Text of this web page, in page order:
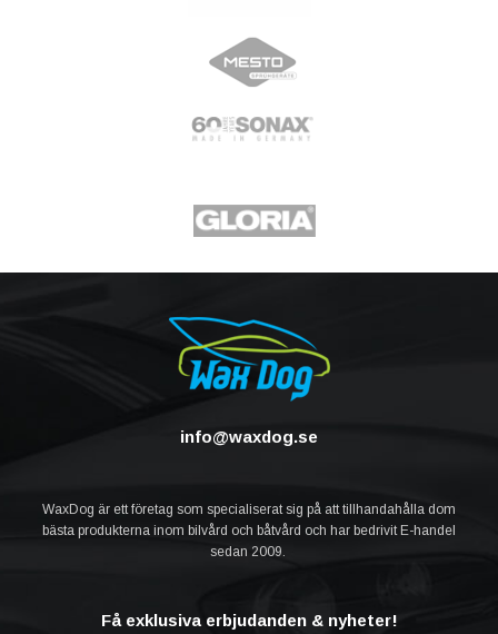
info@waxdog.se
WaxDog är ett företag som specialiserat sig på att tillhandahålla dom
bästa produkterna inom bilvård och båtvård och har bedrivit E-handel
sedan 2009.
Få exklusiva erbjudanden & nyheter!